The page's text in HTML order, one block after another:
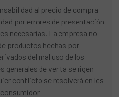
al precio de compra,
por errores de presentación
necesarias. La empresa no
productos hechas por
del mal uso de los
generales de venta se rigen
conflicto se resolverá en los